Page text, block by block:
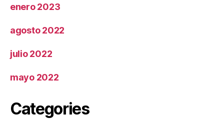
enero 2023
agosto 2022
julio 2022
mayo 2022
Categories